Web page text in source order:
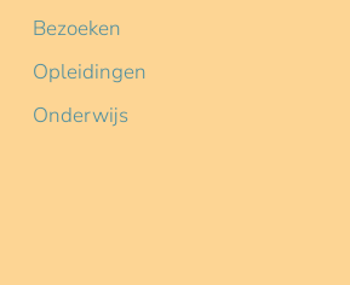
Bezoeken
Opleidingen
Onderwijs